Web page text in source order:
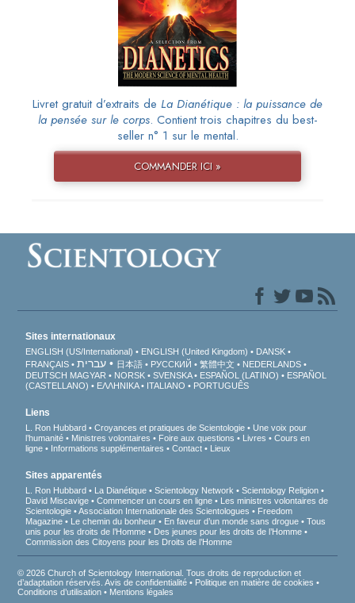
Livret gratuit d’extraits de La Dianétique : la puissance de
la pensée sur le corps. Contient trois chapitres du best-
seller n° 1 sur le mental.
COMMANDER ICI »
Sites internationaux
ENGLISH (US/International) ENGLISH (United Kingdom)
DANSK
FRANÇAIS
עברית 日本語 РУССКИЙ 繁體中文
NEDERLANDS
DEUTSCH MAGYAR NORSK SVENSKA ESPAÑOL (LATINO)
ESPAÑOL
(CASTELLANO)
ΕΛΛΗΝΙΚA ITALIANO PORTUGUÊS
Liens
L. Ron Hubbard Croyances et pratiques de Scientologie
Une voix pour
l’humanité
Ministres volontaires Foire aux questions Livres
Cours en
ligne
Informations supplémentaires Contact Lieux
Sites apparentés
L. Ron Hubbard La Dianétique Scientology Network
Scientology Religion
David Miscavige
Commencer un cours en ligne
Les ministres volontaires de
Scientologie
Association Internationale des Scientologues
Freedom
Magazine
Le chemin du bonheur En faveur d’un monde sans drogue
Tous
unis pour les droits de l’Homme
Des jeunes pour les droits de l’Homme
Commission des Citoyens pour les Droits de l’Homme
© 2026 Church of Scientology International. Tous droits de reproduction et
d’adaptation réservés.Avis de confidentialité • Politique en matière de cookies •
Conditions d’utilisation • Mentions légales